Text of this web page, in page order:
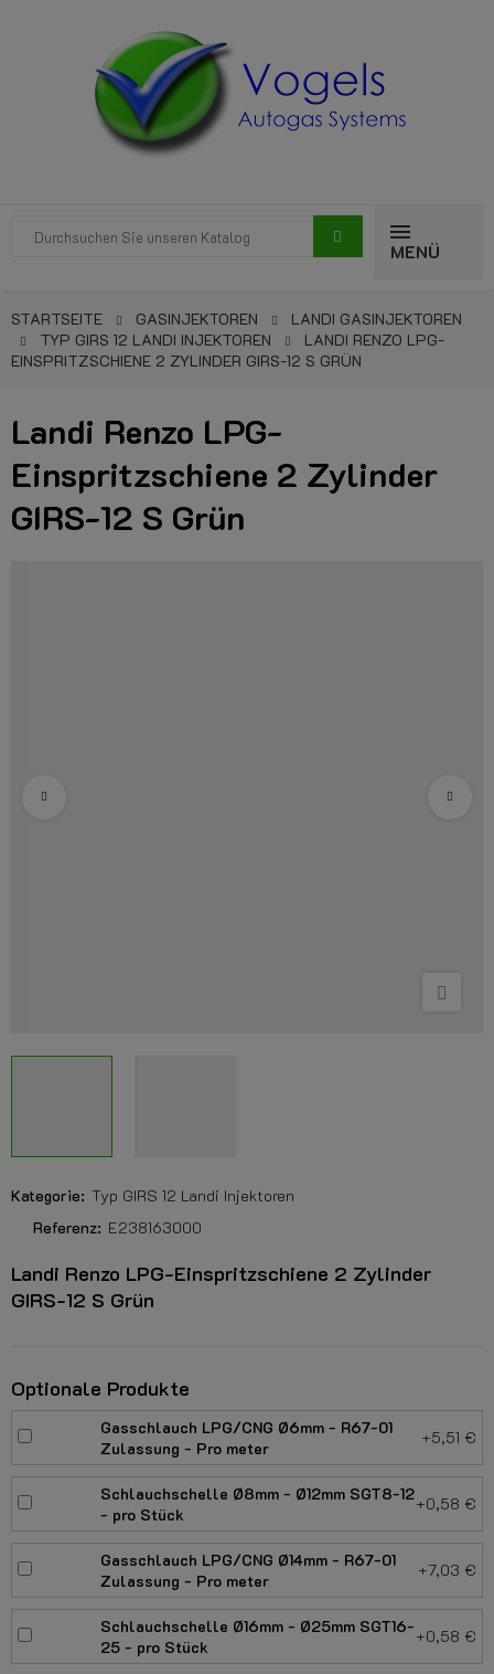
MENÜ
STARTSEITE GASINJEKTOREN
LANDI GASINJEKTOREN
TYP GIRS 12 LANDI INJEKTOREN
LANDI RENZO LPG-
EINSPRITZSCHIENE 2 ZYLINDER GIRS-12 S GRÜN
Landi Renzo LPG-
Einspritzschiene 2 Zylinder
GIRS-12 S Grün
Kategorie: Typ GIRS 12 Landi Injektoren
Referenz: E238163000
Landi Renzo LPG-Einspritzschiene 2 Zylinder
GIRS-12 S Grün
Optionale Produkte
Gasschlauch LPG/CNG Ø6mm - R67-01
Zulassung - Pro meter
+5,51 €
Schlauchschelle Ø8mm - Ø12mm SGT8-12
- pro Stück
+0,58 €
Gasschlauch LPG/CNG Ø14mm - R67-01
Zulassung - Pro meter
+7,03 €
Schlauchschelle Ø16mm - Ø25mm SGT16-
25 - pro Stück
+0,58 €